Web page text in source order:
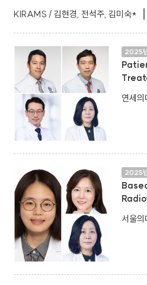
KIRAMS / 김현경, 전석주, 김미숙*
2025
연세
2025
서울